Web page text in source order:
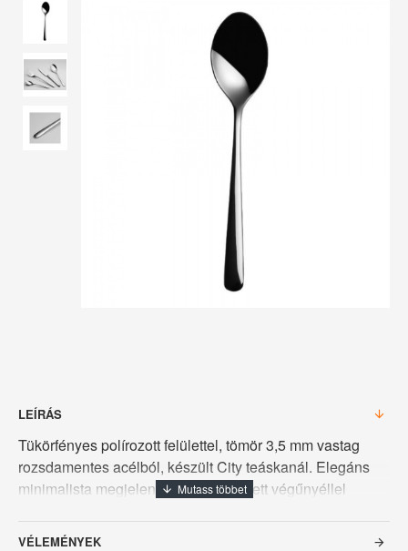
LEÍRÁS
Tükörfényes polírozott felülettel, tömör 3,5 mm vastag
rozsdamentes acélból, készült City teáskanál. Elegáns
minimalista megjelenéssel, lekerekített végűnyéllel
ezt a teáskanalat a Sola Swiss AG Svájci gyárában
VÉLEMÉNYEK